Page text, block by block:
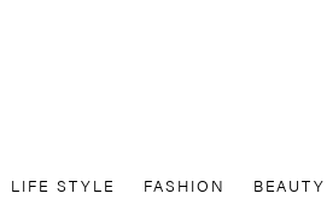
LIFE STYLE FASHION BEAUTY